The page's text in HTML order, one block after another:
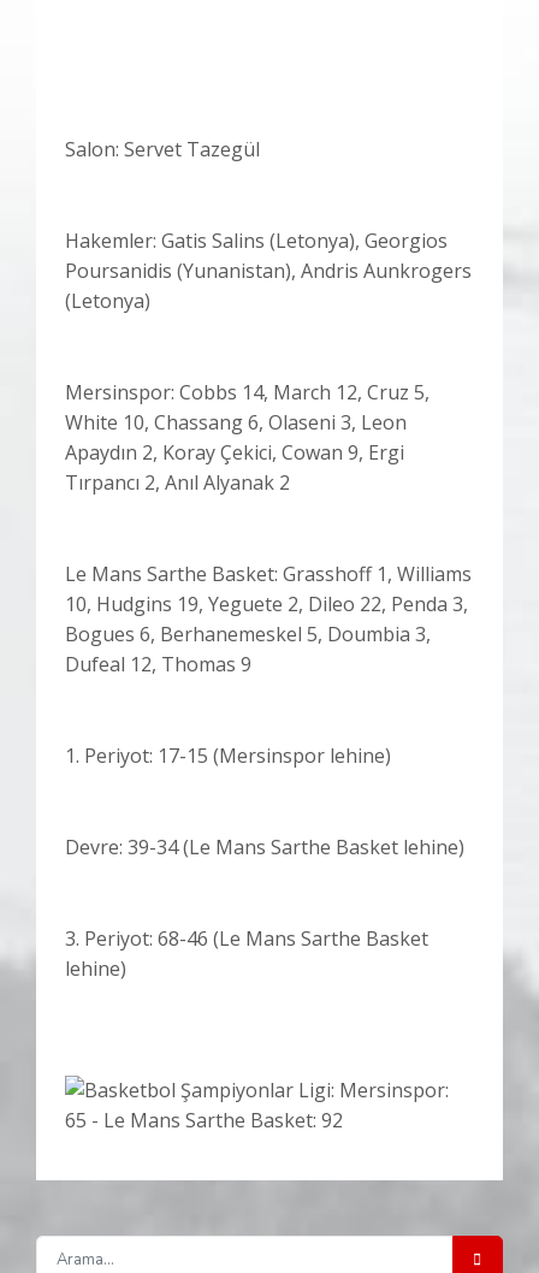
Salon: Servet Tazegül
Hakemler: Gatis Salins (Letonya), Georgios
Poursanidis (Yunanistan), Andris Aunkrogers
(Letonya)
Mersinspor: Cobbs 14, March 12, Cruz 5,
White 10, Chassang 6, Olaseni 3, Leon
Apaydın 2, Koray Çekici, Cowan 9, Ergi
Tırpancı 2, Anıl Alyanak 2
Le Mans Sarthe Basket: Grasshoff 1, Williams
10, Hudgins 19, Yeguete 2, Dileo 22, Penda 3,
Bogues 6, Berhanemeskel 5, Doumbia 3,
Dufeal 12, Thomas 9
1. Periyot: 17-15 (Mersinspor lehine)
Devre: 39-34 (Le Mans Sarthe Basket lehine)
3. Periyot: 68-46 (Le Mans Sarthe Basket
lehine)